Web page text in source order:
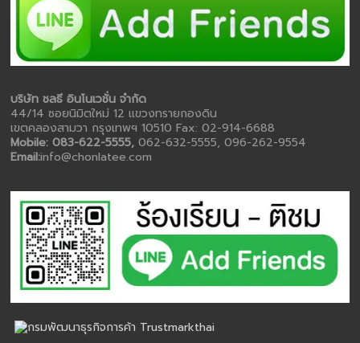
บริษัท ชลธี อินโนเวชั่น จำกัด
44/14 ซอยนิมิตใหม่ 12 แขวงทรายกองดิน
เขตคลองสามวา กรุงเทพฯ 10510 Fax: 02-914-6688
Mobile: 083-622-5555,062-632-5555, 096-262-9554
Email:info@chonlatee.com